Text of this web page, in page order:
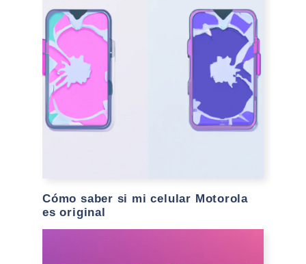
Cómo saber si mi celular Motorola
es original